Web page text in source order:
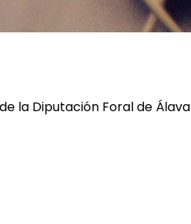
la Diputación Foral de Álava